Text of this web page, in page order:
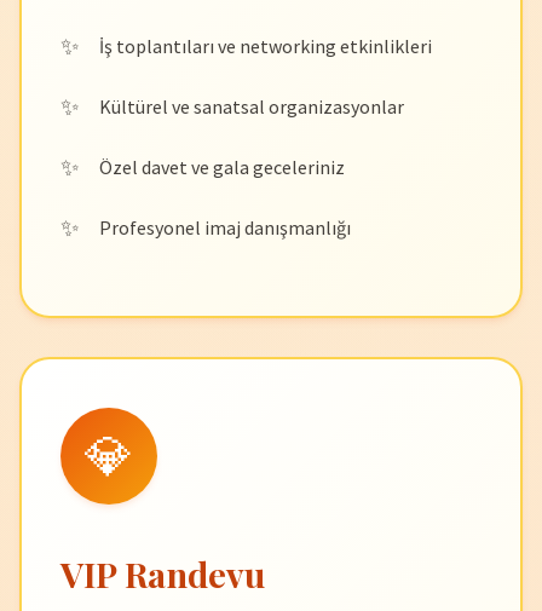
İş toplantıları ve networking etkinlikleri
Kültürel ve sanatsal organizasyonlar
Özel davet ve gala geceleriniz
Profesyonel imaj danışmanlığı
💎
VIP Randevu